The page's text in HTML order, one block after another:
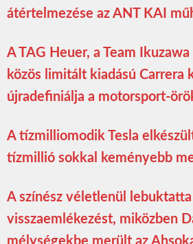
átértelmezése az ANT KAI
A TAG Heuer, a Team
közös limitált kiadású Carrera
újradefiniálja a motorsport-
A tízmilliomodik Tesla
tízmillió sokkal keményebb
A színész véletlenül lebuktatta
visszaemlékezést, miközben